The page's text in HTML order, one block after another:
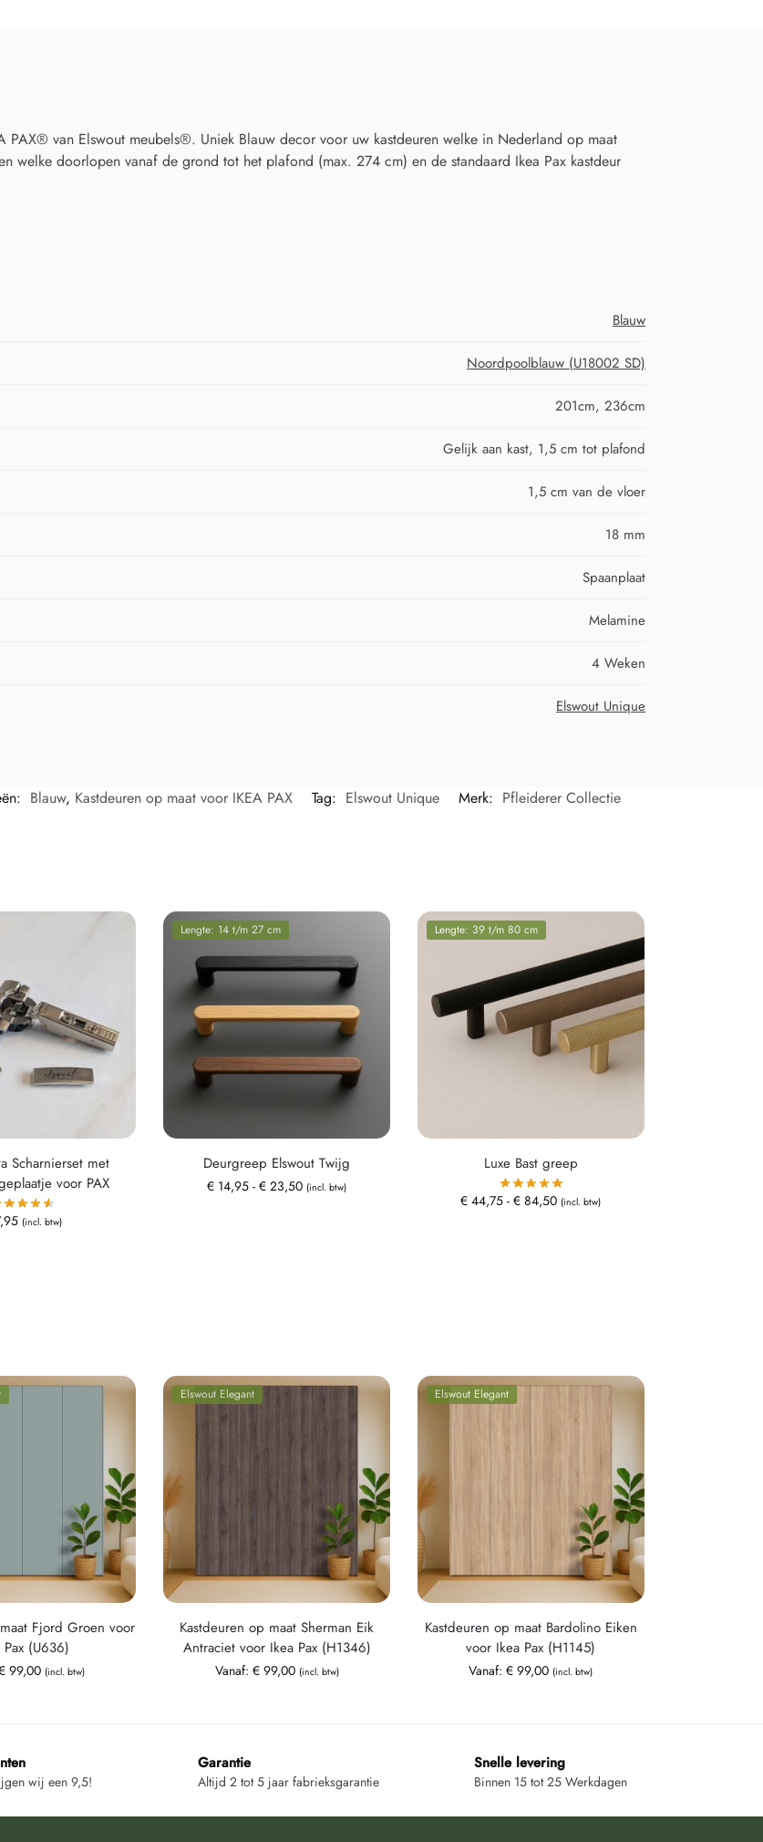
PAX® van Elswout meubels®. Uniek Blauw decor voor uw kastdeuren welke in Nederland op maat
welke doorlopen vanaf de grond tot het plafond (max. 274 cm) en de standaard Ikea Pax kastdeur
Blauw
Noordpoolblauw (U18002 SD)
201cm, 236cm
Gelijk aan kast, 1,5 cm tot plafond
1,5 cm van de vloer
18 mm
Spaanplaat
Melamine
4 Weken
Elswout Unique
Blauw, Kastdeuren op maat voor IKEA PAX Tag: Elswout Unique Merk: Pfleiderer Collectie
Scharnierset met
voor PAX
(incl. btw)
Lengte: 14 t/m 27 cm
Deurgreep Elswout Twijg
€ 14,95 - € 23,50 (incl. btw)
Lengte: 39 t/m 80 cm
Luxe Bast greep
€ 44,75 - € 84,50 (incl. btw)
Fjord Groen voor
Pax (U636)
99,00 (incl. btw)
Elswout Elegant
Kastdeuren op maat Sherman Eik
Antraciet voor Ikea Pax (H1346)
Vanaf: €99,00 (incl. btw)
Elswout Elegant
Kastdeuren op maat Bardolino Eiken
voor Ikea Pax (H1145)
Vanaf:€ 99,00 (incl. btw)
wij een 9,5!
Garantie
Altijd 2 tot 5 jaar fabrieksgarantie
Snelle levering
Binnen 15 tot 25 Werkdagen